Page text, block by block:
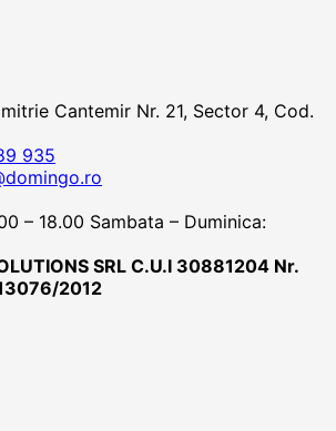
Cantemir Nr. 21, Sector 4, Cod.
935
– 18.00 Sambata – Duminica:
SRL C.U.I 30881204 Nr.
2012